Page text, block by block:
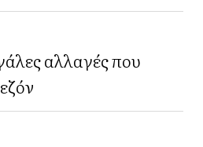
αλλαγές που